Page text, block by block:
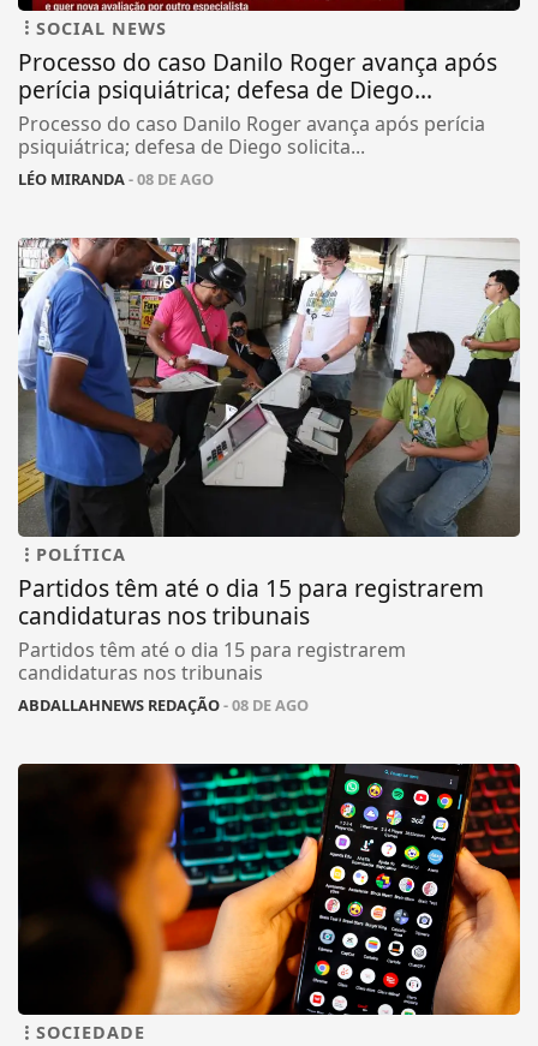
SOCIAL NEWS
Processo do caso Danilo Roger avança após
perícia psiquiátrica; defesa de Diego...
Processo do caso Danilo Roger avança após perícia
psiquiátrica; defesa de Diego solicita...
LÉO MIRANDA- 08 DE AGO
POLÍTICA
Partidos têm até o dia 15 para registrarem
candidaturas nos tribunais
Partidos têm até o dia 15 para registrarem
candidaturas nos tribunais
ABDALLAHNEWS REDAÇÃO- 08 DE AGO
SOCIEDADE